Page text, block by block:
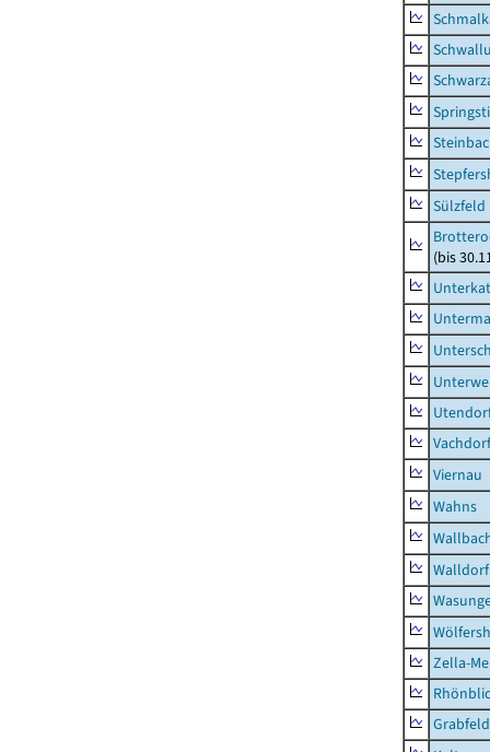
Sülzfeld
(bis
Vachdorf
Viernau
Wahns
Walldorf
Zella-
Grabfeld